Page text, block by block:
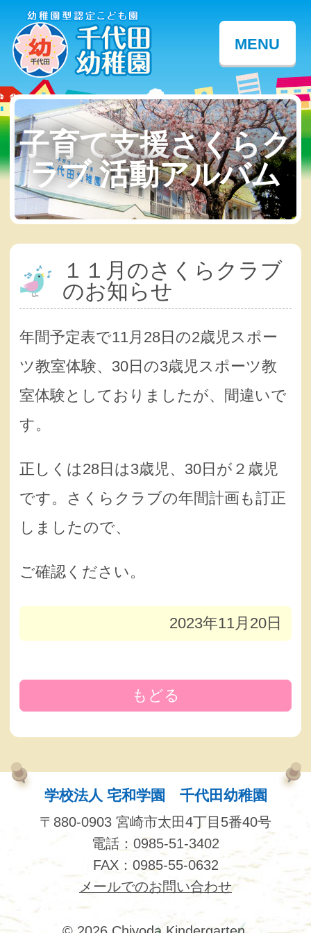
MENU
子育て支援さくらク
ラブ 活動アルバム
１１月のさくらクラブ
のお知らせ
年間予定表で11月28日の2歳児スポー
ツ教室体験、30日の3歳児スポーツ教
室体験としておりましたが、間違いで
す。
正しくは28日は3歳児、30日が２歳児
です。さくらクラブの年間計画も訂正
しましたので、
ご確認ください。
2023年11月20日
もどる
学校法人 宅和学園 千代田幼稚園
〒880-0903 宮崎市太田4丁目5番40号
電話：0985-51-3402
FAX：0985-55-0632
メールでのお問い合わせ